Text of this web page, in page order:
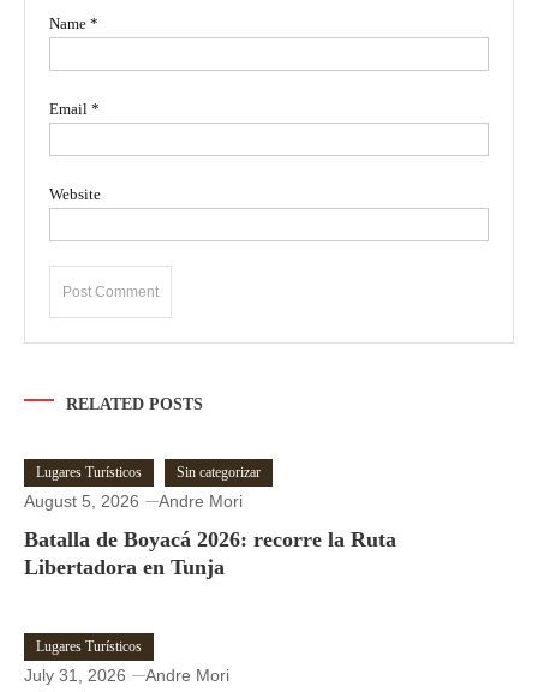
Name *
Email *
Website
RELATED POSTS
Lugares Turísticos Sin categorizar
August 5, 2026 Andre Mori
Batalla de Boyacá 2026: recorre la Ruta
Libertadora en Tunja
Lugares Turísticos
July 31, 2026 Andre Mori